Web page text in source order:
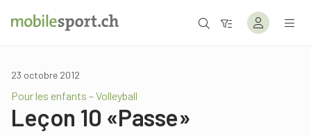
23 octobre 2012
Pour les enfants – Volleyball
Leçon 10 «Passe»